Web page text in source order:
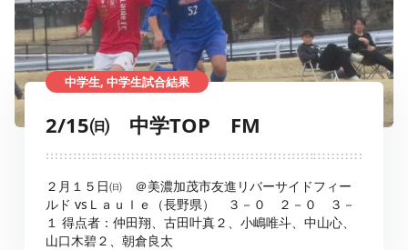
中学生, 中学生試合結果
2/15㈰ 中学TOP FM
２月１５日㈰ ＠美濃加茂市友進リバーサイドフィー
ルド vsＬａｕｌｅ（長野県） ３－０ ２－０ ３－
１ 得点者：仲田翔、古田叶真２、小嶋唯斗、中山心、
山口木碧２、朝倉良太